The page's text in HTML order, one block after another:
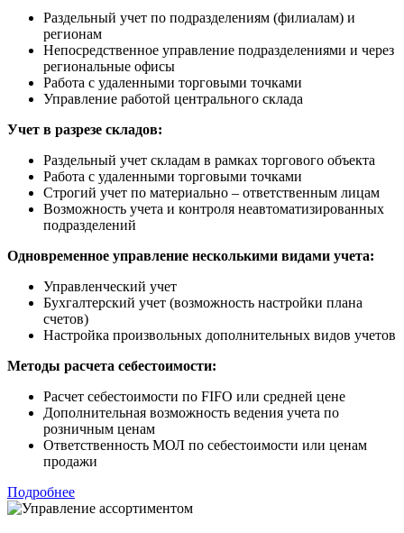
Раздельный учет по подразделениям (филиалам) и
регионам
Непосредственное управление подразделениями и через
региональные офисы
Работа с удаленными торговыми точками
Управление работой центрального склада
Учет в разрезе складов:
Раздельный учет складам в рамках торгового объекта
Работа с удаленными торговыми точками
Строгий учет по материально – ответственным лицам
Возможность учета и контроля неавтоматизированных
подразделений
Одновременное управление несколькими видами учета:
Управленческий учет
Бухгалтерский учет (возможность настройки плана
счетов)
Настройка произвольных дополнительных видов учетов
Методы расчета себестоимости:
Расчет себестоимости по FIFO или средней цене
Дополнительная возможность ведения учета по
розничным ценам
Ответственность МОЛ по себестоимости или ценам
продажи
Подробнее